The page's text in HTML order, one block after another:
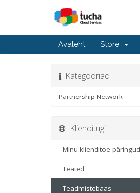
Avaleht Store
Kategooriad
Partnership Network
Klienditugi
Minu klienditoe päringud
Teated
Teadmistebaas